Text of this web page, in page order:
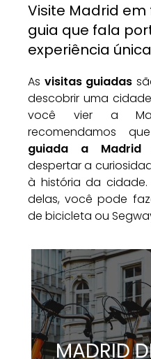
Visite Madrid
guia que fala
experiência
As visitas guiadas
descobrir uma
você vier a
recomendamos
guiada a Madrid
despertar a
à história da
delas, você pode
de bicicleta ou
MADRID